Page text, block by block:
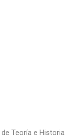
Teoría e Historia